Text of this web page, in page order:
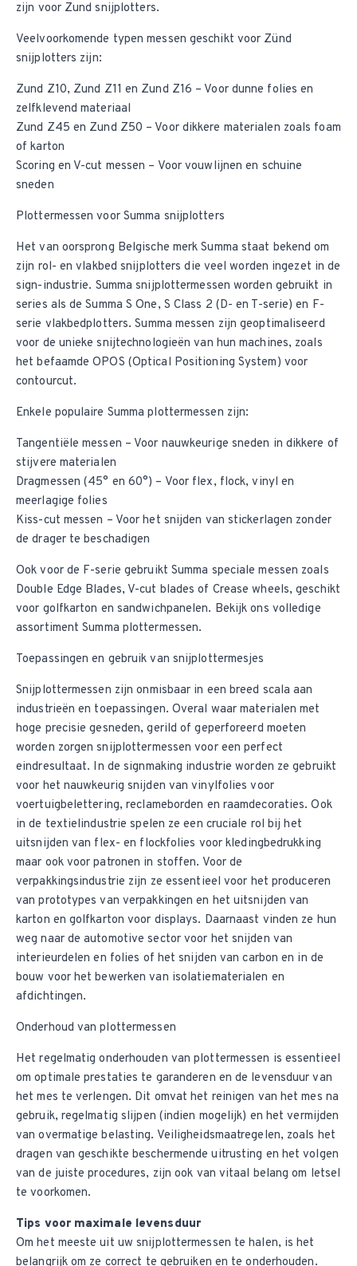
zijn voor Zund snijplotters.
Veelvoorkomende typen messen geschikt voor Zünd
snijplotters zijn:
Zund Z10, Zund Z11 en Zund Z16 – Voor dunne folies en
zelfklevend materiaal
Zund Z45 en Zund Z50 – Voor dikkere materialen zoals foam
of karton
Scoring en V-cut messen – Voor vouwlijnen en schuine
sneden
Plottermessen voor Summa snijplotters
Het van oorsprong Belgische merk Summa staat bekend om
zijn rol- en vlakbed snijplotters die veel worden ingezet in de
sign-industrie. Summa snijplottermessen worden gebruikt in
series als de Summa S One, S Class 2 (D- en T-serie) en F-
serie vlakbedplotters. Summa messen zijn geoptimaliseerd
voor de unieke snijtechnologieën van hun machines, zoals
het befaamde OPOS (Optical Positioning System) voor
contourcut.
Enkele populaire Summa plottermessen zijn:
Tangentiële messen – Voor nauwkeurige sneden in dikkere of
stijvere materialen
Dragmessen (45° en 60°) – Voor flex, flock, vinyl en
meerlagige folies
Kiss-cut messen – Voor het snijden van stickerlagen zonder
de drager te beschadigen
Ook voor de F-serie gebruikt Summa speciale messen zoals
Double Edge Blades, V-cut blades of Crease wheels, geschikt
voor golfkarton en sandwichpanelen. Bekijk ons volledige
assortimentSumma plottermessen.
Toepassingen en gebruik van snijplottermesjes
Snijplottermessen zijn onmisbaar in een breed scala aan
industrieën en toepassingen. Overal waar materialen met
hoge precisie gesneden, gerild of geperforeerd moeten
worden zorgen snijplottermessen voor een perfect
eindresultaat. In de signmaking industrie worden ze gebruikt
voor het nauwkeurig snijden van vinylfolies voor
voertuigbelettering, reclameborden en raamdecoraties. Ook
in de textielindustrie spelen ze een cruciale rol bij het
uitsnijden van flex- en flockfolies voor kledingbedrukking
maar ook voor patronen in stoffen. Voor de
verpakkingsindustrie zijn ze essentieel voor het produceren
van prototypes van verpakkingen en het uitsnijden van
karton en golfkarton voor displays. Daarnaast vinden ze hun
weg naar de automotive sector voor het snijden van
interieurdelen en folies of het snijden van carbon en in de
bouw voor het bewerken van isolatiematerialen en
afdichtingen.
Onderhoud van plottermessen
Het regelmatig onderhouden van plottermessen is essentieel
om optimale prestaties te garanderen en de levensduur van
het mes te verlengen. Dit omvat het reinigen van het mes na
gebruik, regelmatig slijpen (indien mogelijk) en het vermijden
van overmatige belasting. Veiligheidsmaatregelen, zoals het
dragen van geschikte beschermende uitrusting en het volgen
van de juiste procedures, zijn ook van vitaal belang om letsel
te voorkomen.
Tips voor maximale levensduur
Om het meeste uit uw snijplottermessen te halen, is het
belangrijk om ze correct te gebruiken en te onderhouden.